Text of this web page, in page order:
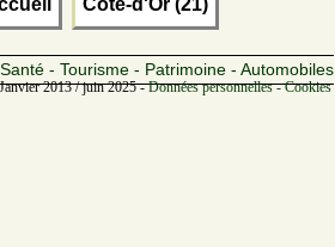
- Tourisme - Patrimoine - Automobiles
2013 / juin 2025 -Données personnelles -